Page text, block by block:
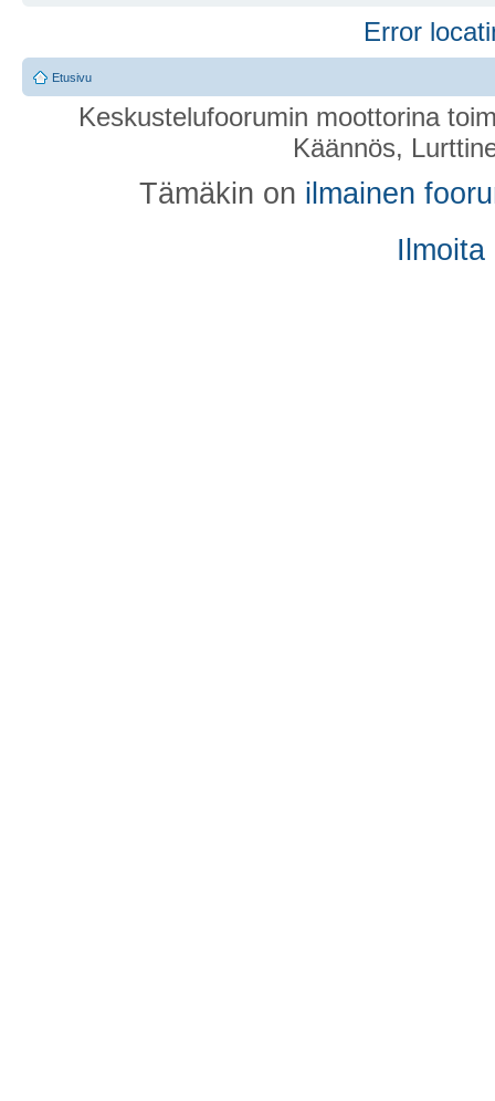
Error
Etusivu
Keskustelufoorumin moottorina
Käännös,
Tämäkin on ilmainen